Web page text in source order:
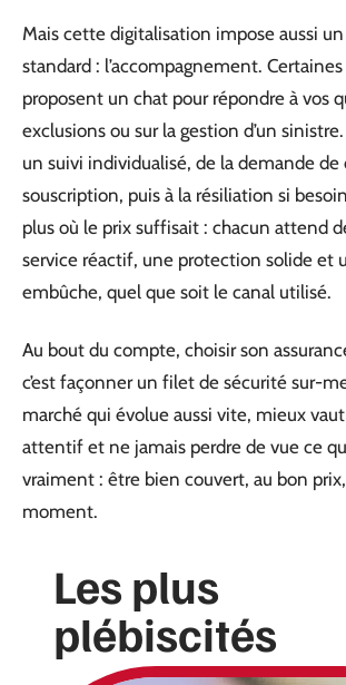
Mais cette digitalisation impose aussi
standard : l’accompagnement.
proposent un chat pour répondre à vos
exclusions ou sur la gestion d’un
un suivi individualisé, de la demande de
souscription, puis à la résiliation si
plus où le prix suffisait : chacun attend
service réactif, une protection solide et
embûche, quel que soit le canal utilisé.
Au bout du compte, choisir son
c’est façonner un filet de sécurité sur-
marché qui évolue aussi vite, mieux
attentif et ne jamais perdre de vue ce
vraiment : être bien couvert, au bon
moment.
Les plus
plébiscités